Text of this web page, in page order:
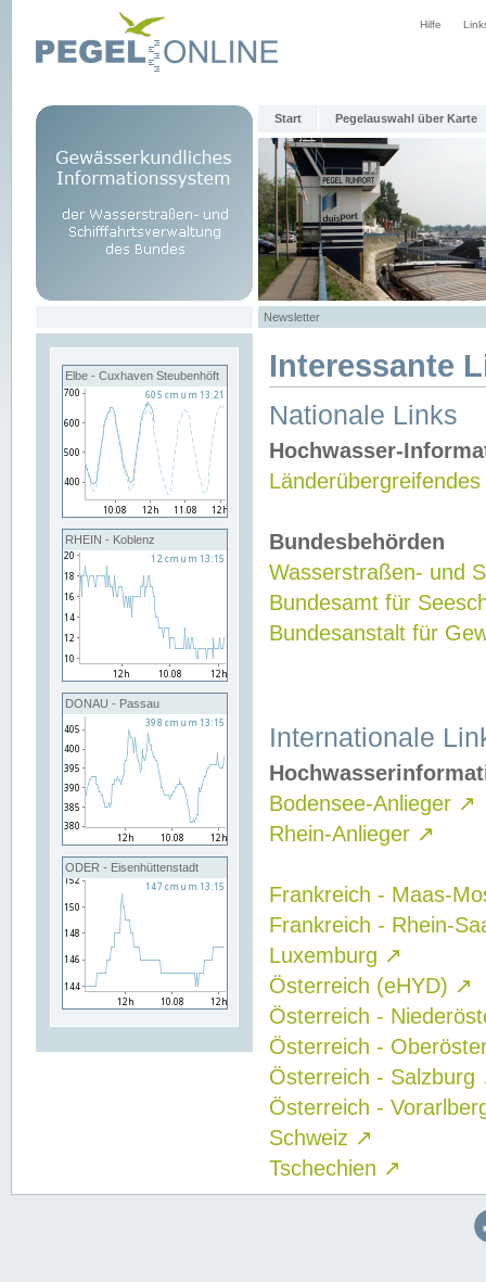
Hilfe
Start Pegelauswahl über Karte
Newsletter
Elbe - Cuxhaven Steubenhöft
RHEIN - Koblenz
DONAU - Passau
ODER - Eisenhüttenstadt
Interessante
Nationale Links
Hochwasser-
Bundesbehörden
Wasserstraßen- und
Bundesamt für
Bundesanstalt für
Internationale
Bodensee-Anlieger ↗
Rhein-Anlieger ↗
Frankreich - Maas-
Frankreich - Rhein-
Luxemburg ↗
Österreich (eHYD) ↗
Österreich -
Österreich -
Österreich - Salzburg
Österreich -
Schweiz ↗
Tschechien ↗